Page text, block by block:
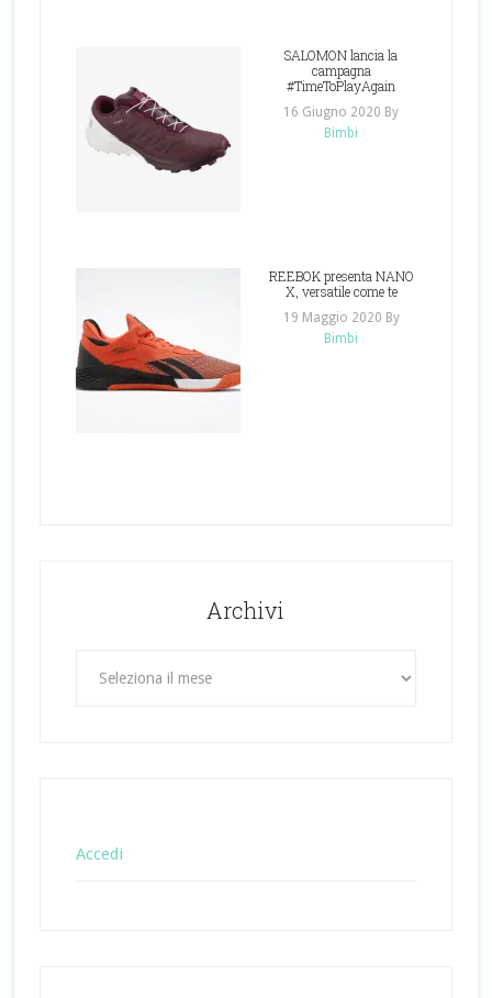
SALOMON lancia la
campagna
#TimeToPlayAgain
16 Giugno 2020 By
Bimbi
REEBOK presenta NANO
X, versatile come te
19 Maggio 2020 By
Bimbi
Archivi
Accedi